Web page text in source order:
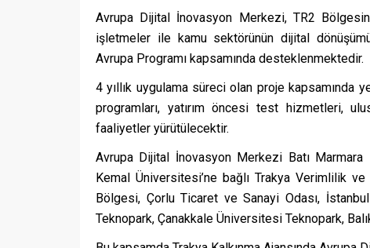
Avrupa Dijital İnovasyon Merkezi, TR2
işletmeler ile kamu sektörünün dijital
Avrupa Programı kapsamında desteklenmektedir.
4 yıllık uygulama süreci olan proje kapsamında
programları, yatırım öncesi test hizmetleri,
faaliyetler yürütülecektir.
Avrupa Dijital İnovasyon Merkezi Batı Marmara
Kemal Üniversitesi’ne bağlı Trakya Verimlilik
Bölgesi, Çorlu Ticaret ve Sanayi Odası,
Teknopark, Çanakkale Üniversitesi Teknopark,